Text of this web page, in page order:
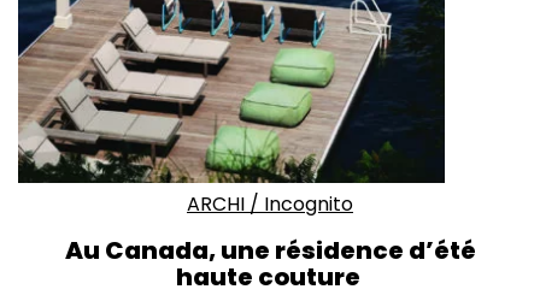
ARCHI / Incognito
Au Canada, une résidence d’été
haute couture